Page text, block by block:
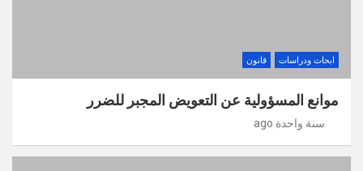
ابحاث ودراسات قانون
موانع المسؤولية عن التعويض المجبر للضرر
سنة واحدة ago